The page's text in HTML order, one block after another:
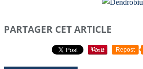
PARTAGER CET ARTICLE
Repost